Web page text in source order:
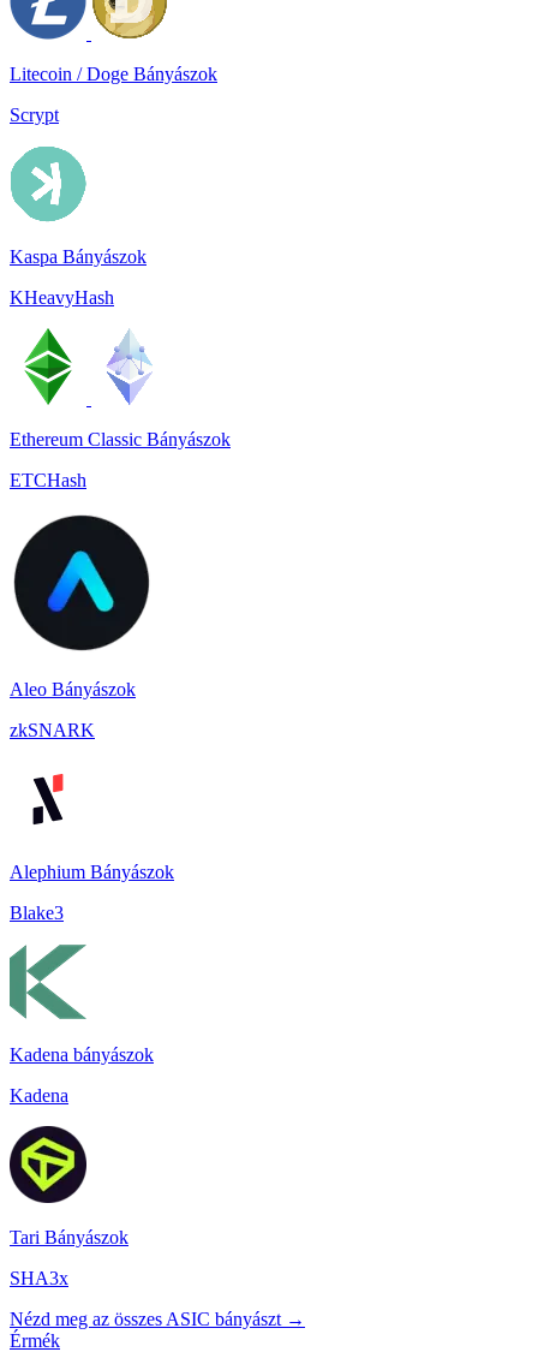
Litecoin / Doge Bányászok
Scrypt
Kaspa Bányászok
KHeavyHash
Ethereum Classic Bányászok
ETCHash
Aleo Bányászok
zkSNARK
Alephium Bányászok
Blake3
Kadena bányászok
Kadena
Tari Bányászok
SHA3x
Nézd meg az összes ASIC bányászt →
Érmék